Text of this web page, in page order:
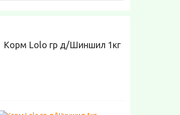
Корм Lolo гр д/Шиншил 1кг